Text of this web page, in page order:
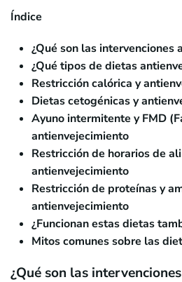
Índice
¿Qué son las intervenciones
¿Qué tipos de dietas
Restricción calórica y
Dietas cetogénicas y
Ayuno intermitente y FMD
antienvejecimiento
Restricción de horarios de
antienvejecimiento
Restricción de proteínas y
antienvejecimiento
¿Funcionan estas dietas
Mitos comunes sobre las
¿Qué son las intervenciones